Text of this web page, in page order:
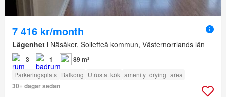
7 416 kr/month
Lägenhet i Näsåker, Sollefteå kommun, Västernorrlands län
3 1 89 m²
Parkeringsplats Balkong Utrustat kök amenity_drying_area
30+ dagar sedan